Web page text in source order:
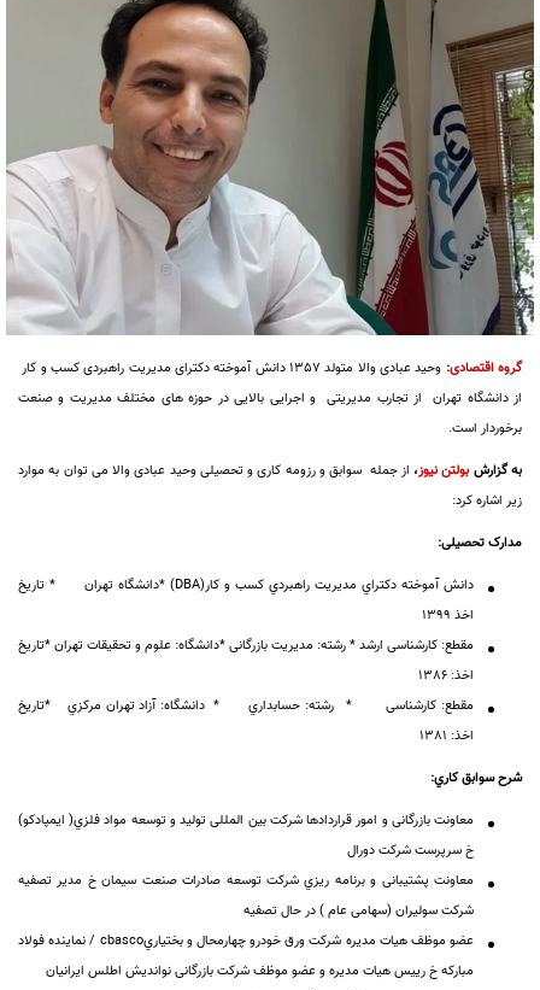
گروه اقتصادی:
وحید عبادی والا متولد 1357 دانش آموخته دکترای مدیریت راهبردی کسب و کار
از دانشگاه تهران از تجارب مدیریتی و اجرایی بالایی در حوزه های مختلف مدیریت و صنعت
برخوردار است.
به گزارش بولتن نیوز، از جمله سوابق و رزومه کاری و تحصیلی وحید عبادی والا می توان به موارد
زیر اشاره کرد:
مدارک تحصيلی:
دانش آموخته دکتراي مدیریت راهبردي کسب و کار(DBA) *دانشگاه تهران * تاریخ
اخذ 1399
مقطع: کارشناسی ارشد * رشته: مدیریت بازرگانی *دانشگاه: علوم و تحقيقات تهران *تاریخ
اخذ: 1386
مقطع: کارشناسی * رشته: حسابداري * دانشگاه: آزاد تهران مرکزي *تاریخ
اخذ: 1381
شرح سوابق کاري:
معاونت بازرگانی و امور قراردادها شرکت بين المللی توليد و توسعه مواد فلزي( ایمپادکو)
خ سرپرست شرکت دورال
معاونت پشتيبانی و برنامه ریزي شرکت توسعه صادرات صنعت سيمان خ مدیر تصفيه
شرکت سوليران (سهامی عام ) در حال تصفيه
عضو موظف هيات مدیره شرکت ورق خودرو چهارمحال و بختياريcbasco / نماينده فولاد
مبارکه خ ریيس هيات مدیره و عضو موظف شرکت بازرگانی نواندیش اطلس ایرانيان